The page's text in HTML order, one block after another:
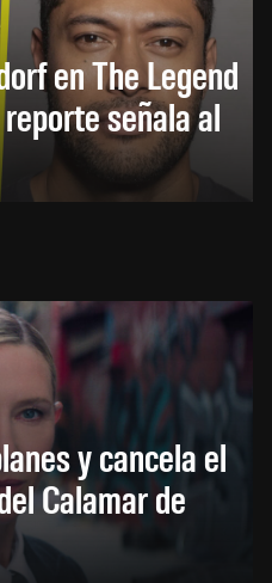
en The Legend
señala al
y cancela el
Calamar de